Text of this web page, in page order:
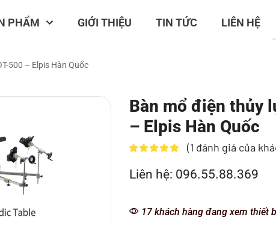
PHẨM GIỚI THIỆU TIN TỨC LIÊN HỆ
500 – Elpis Hàn Quốc
Bàn mổ điện thủy
– Elpis Hàn Quốc
(1 đánh giá của
Liên hệ: 096.55.88.369
17 khách hàng đang xem thiết